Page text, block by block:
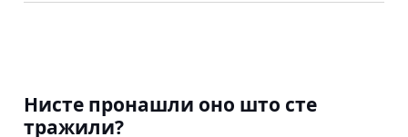
Нисте пронашли оно што сте
тражили?